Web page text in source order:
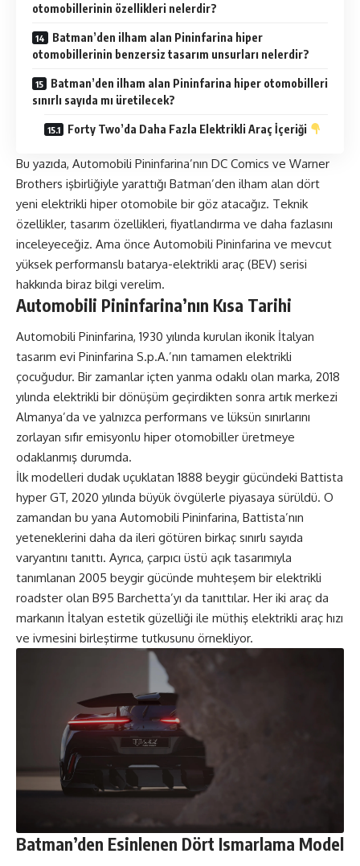
otomobillerinin özellikleri nelerdir?
Batman’den ilham alan Pininfarina hiper
otomobillerinin benzersiz tasarım unsurları nelerdir?
Batman’den ilham alan Pininfarina hiper otomobilleri
sınırlı sayıda mı üretilecek?
Forty Two’da Daha Fazla Elektrikli Araç İçeriği
Bu yazıda, Automobili Pininfarina’nın DC Comics ve Warner
Brothers işbirliğiyle yarattığı Batman’den ilham alan dört
yeni elektrikli hiper otomobile bir göz atacağız. Teknik
özellikler, tasarım özellikleri, fiyatlandırma ve daha fazlasını
inceleyeceğiz. Ama önce Automobili Pininfarina ve mevcut
yüksek performanslı batarya-elektrikli araç (BEV) serisi
hakkında biraz bilgi verelim.
Automobili Pininfarina’nın Kısa Tarihi
Automobili Pininfarina, 1930 yılında kurulan ikonik İtalyan
tasarım evi Pininfarina S.p.A.’nın tamamen elektrikli
çocuğudur. Bir zamanlar içten yanma odaklı olan marka, 2018
yılında elektrikli bir dönüşüm geçirdikten sonra artık merkezi
Almanya’da ve yalnızca performans ve lüksün sınırlarını
zorlayan sıfır emisyonlu hiper otomobiller üretmeye
odaklanmış durumda.
İlk modelleri dudak uçuklatan 1888 beygir gücündeki Battista
hyper GT, 2020 yılında büyük övgülerle piyasaya sürüldü. O
zamandan bu yana Automobili Pininfarina, Battista’nın
yeteneklerini daha da ileri götüren birkaç sınırlı sayıda
varyantını tanıttı. Ayrıca, çarpıcı üstü açık tasarımıyla
tanımlanan 2005 beygir gücünde muhteşem bir elektrikli
roadster olan B95 Barchetta’yı da tanıttılar. Her iki araç da
markanın İtalyan estetik güzelliği ile müthiş elektrikli araç hızı
ve ivmesini birleştirme tutkusunu örnekliyor.
Batman’den Esinlenen Dört Ismarlama Model